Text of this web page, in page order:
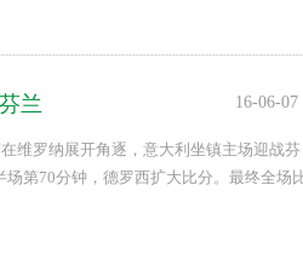
16-06-07
兰
维罗纳展开角逐，意大利坐镇主场迎战芬
第70分钟，德罗西扩大比分。最终全场